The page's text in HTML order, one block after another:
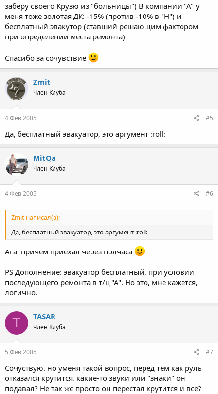
заберу своего Крузю из "больницы") В компании "А" у
меня тоже золотая ДК: -15% (против -10% в "Н") и
бесплатный эвакутор (ставший решающим фактором
при определении места ремонта)
Спасибо за сочувствие
Zmit
Член Клуба
4 Фев 2005 #5
Да, бесплатный эвакуатор, это аргумент :roll:
MitQa
Член Клуба
4 Фев 2005 #6
Zmit написал(а):
Да, бесплатный эвакуатор, это аргумент :roll:
Ага, причем приехал через полчаса
PS Дополнение: эвакуатор бесплатный, при условии
последующего ремонта в т/ц "А". Но это, мне кажется,
логично.
T TASAR
Член Клуба
5 Фев 2005 #7
Сочуствую. но уменя такой вопрос, перед тем как руль
отказался крутится, какие-то звуки или "знаки" он
подавал? Не так же просто он перестал крутится и всё?